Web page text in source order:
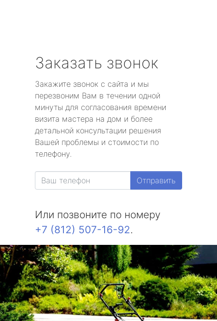
Заказать звонок
Закажите звонок с сайта и мы
перезвоним Вам в течении одной
минуты для согласования времени
визита мастера на дом и более
детальной консультации решения
Вашей проблемы и стоимости по
телефону.
Отправить
Или позвоните по номеру
+7 (812) 507-16-92.